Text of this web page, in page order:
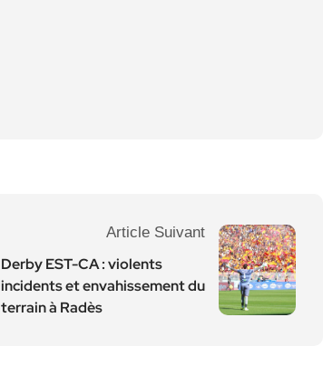
Article Suivant
Derby EST-CA : violents
incidents et envahissement du
terrain à Radès